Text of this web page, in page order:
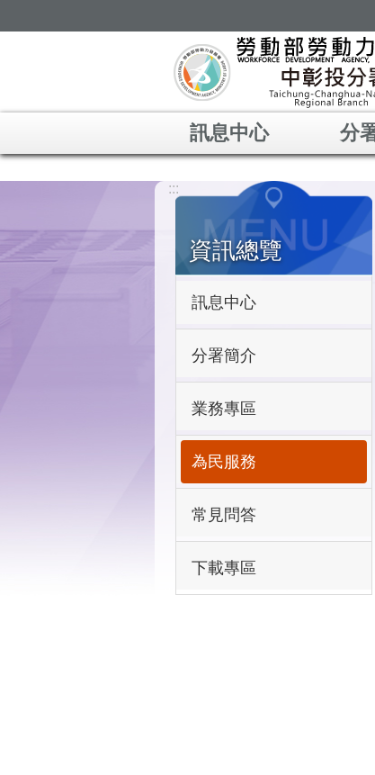
訊息中心 分
:::
資訊總覽
訊息中心
分署簡介
業務專區
為民服務
常見問答
下載專區